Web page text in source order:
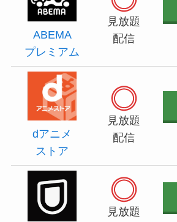
ABEMA
プレミアム
見放題
配信
dアニメ
ストア
見放題
配信
見放題